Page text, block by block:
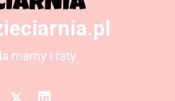
mamy i taty